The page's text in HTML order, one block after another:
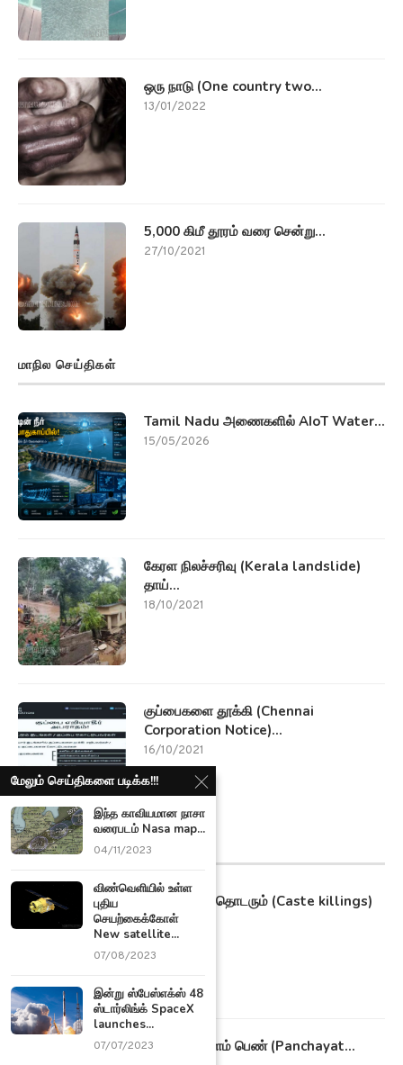
ஒரு நாடு (One country two...
13/01/2022
5,000 கிமீ தூரம் வரை சென்று...
27/10/2021
மாநில செய்திகள்
Tamil Nadu அணைகளில் AIoT Water...
15/05/2026
கேரள நிலச்சரிவு (Kerala landslide)
தாய்...
18/10/2021
குப்பைகளை தூக்கி (Chennai
Corporation Notice)...
16/10/2021
மாவட்ட செய்திகள்
தமிழகத்தில் தொடரும் (Caste killings)
சாதி...
09/11/2021
22 வயது இளம் பெண் (Panchayat...
மேலும் செய்திகளை படிக்க!!!
இந்த காவியமான நாசா
வரைபடம் Nasa map...
04/11/2023
விண்வெளியில் உள்ள
புதிய
செயற்கைக்கோள்
New satellite...
07/08/2023
இன்று ஸ்பேஸ்எக்ஸ் 48
ஸ்டார்லிங்க் SpaceX
launches...
07/07/2023